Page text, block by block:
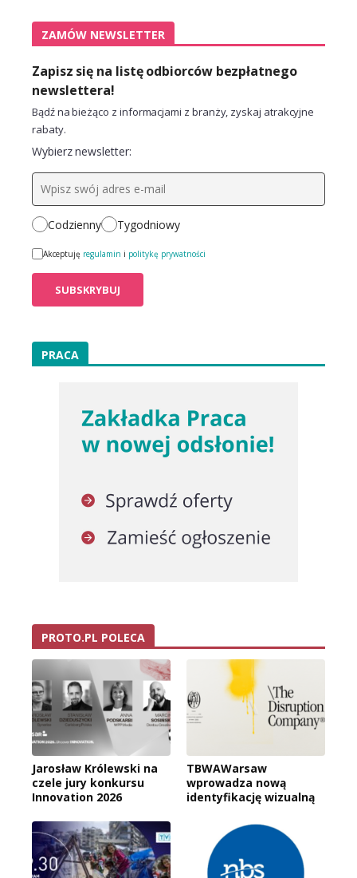
ZAMÓW NEWSLETTER
Zapisz się na listę odbiorców bezpłatnego
newslettera!
Bądź na bieżąco z informacjami z branży, zyskaj atrakcyjne
rabaty.
Wybierz newsletter:
Codzienny Tygodniowy
Akceptuję regulamin i politykę prywatności
PRACA
PROTO.PL POLECA
Jarosław Królewski na
czele jury konkursu
Innovation 2026
TBWAWarsaw
wprowadza nową
identyfikację wizualną